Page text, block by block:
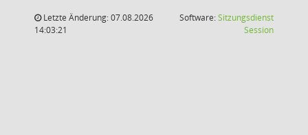
Letzte Änderung: 07.08.2026
14:03:21
Software:Sitzungsdienst
Session(Wird in